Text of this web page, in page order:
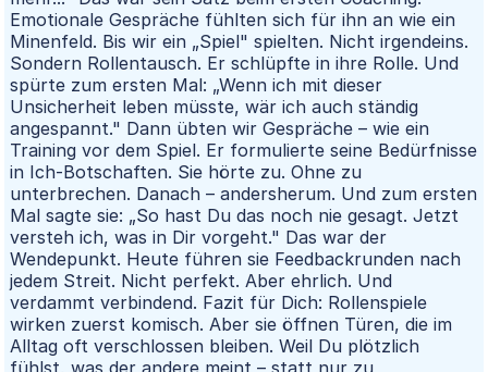
Emotionale Gespräche fühlten sich für ihn an wie ein
Minenfeld. Bis wir ein „Spiel" spielten. Nicht irgendeins.
Sondern Rollentausch. Er schlüpfte in ihre Rolle. Und
spürte zum ersten Mal: „Wenn ich mit dieser
Unsicherheit leben müsste, wär ich auch ständig
angespannt." Dann übten wir Gespräche – wie ein
Training vor dem Spiel. Er formulierte seine Bedürfnisse
in Ich-Botschaften. Sie hörte zu. Ohne zu
unterbrechen. Danach – andersherum. Und zum ersten
Mal sagte sie: „So hast Du das noch nie gesagt. Jetzt
versteh ich, was in Dir vorgeht." Das war der
Wendepunkt. Heute führen sie Feedbackrunden nach
jedem Streit. Nicht perfekt. Aber ehrlich. Und
verdammt verbindend. Fazit für Dich: Rollenspiele
wirken zuerst komisch. Aber sie öffnen Türen, die im
Alltag oft verschlossen bleiben. Weil Du plötzlich